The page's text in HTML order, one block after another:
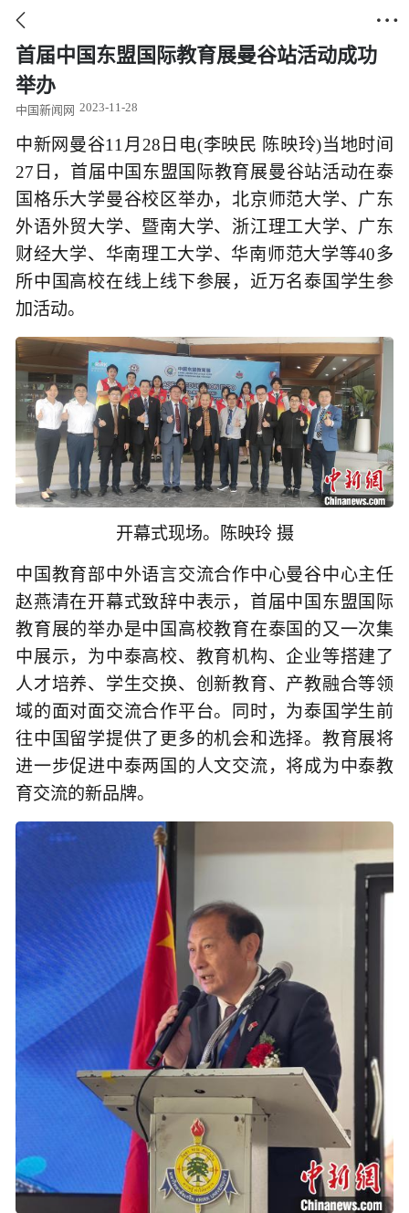
 
首届中国东盟国际教育展曼谷站活动成功
举办
中国新闻网 2023-11-28
中新网曼谷11月28日电(李映民 陈映玲)当地时间
27日，首届中国东盟国际教育展曼谷站活动在泰
国格乐大学曼谷校区举办，北京师范大学、广东
外语外贸大学、暨南大学、浙江理工大学、广东
财经大学、华南理工大学、华南师范大学等40多
所中国高校在线上线下参展，近万名泰国学生参
加活动。
开幕式现场。陈映玲 摄
中国教育部中外语言交流合作中心曼谷中心主任
赵燕清在开幕式致辞中表示，首届中国东盟国际
教育展的举办是中国高校教育在泰国的又一次集
中展示，为中泰高校、教育机构、企业等搭建了
人才培养、学生交换、创新教育、产教融合等领
域的面对面交流合作平台。同时，为泰国学生前
往中国留学提供了更多的机会和选择。教育展将
进一步促进中泰两国的人文交流，将成为中泰教
育交流的新品牌。